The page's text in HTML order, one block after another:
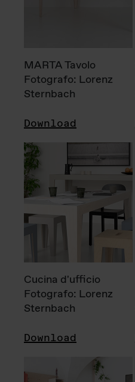
MARTA Tavolo
Fotografo: Lorenz
Sternbach
Download
Cucina d'ufficio
Fotografo: Lorenz
Sternbach
Download